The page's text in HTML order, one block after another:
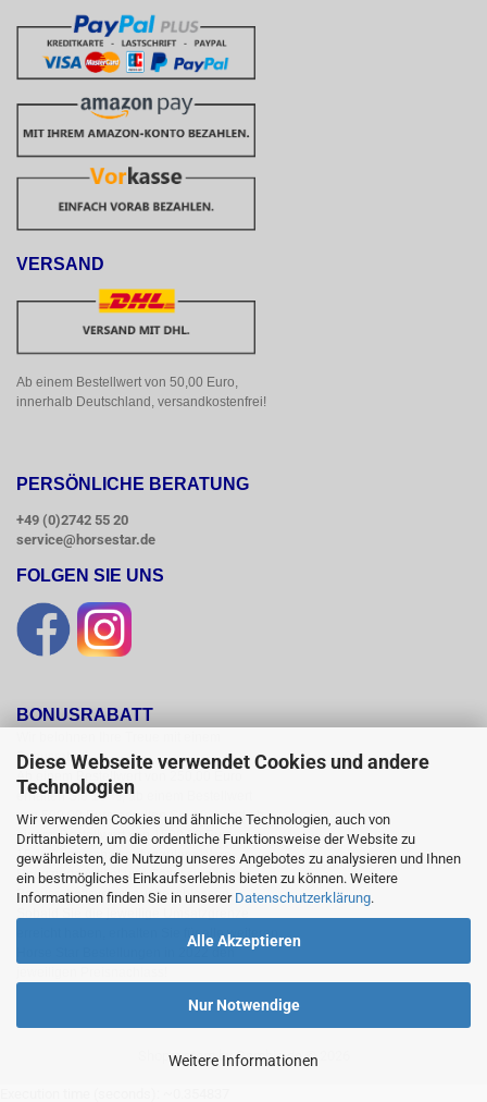
Diese Webseite verwendet Cookies und andere
Technologien
Wir verwenden Cookies und ähnliche Technologien, auch von
Drittanbietern, um die ordentliche Funktionsweise der Website zu
gewährleisten, die Nutzung unseres Angebotes zu analysieren und Ihnen
ein bestmögliches Einkaufserlebnis bieten zu können. Weitere
Informationen finden Sie in unserer Datenschutzerklärung.
Alle Akzeptieren
Nur Notwendige
Weitere Informationen
VERSAND
Ab einem Bestellwert von 50,00 Euro,
innerhalb Deutschland, versandkostenfrei!
PERSÖNLICHE BERATUNG
+49 (0)2742 55 20
service@horsestar.de
FOLGEN SIE UNS
BONUSRABATT
Bonusrabatt.
Ab einem Bestellwert von 250,00 Euro
erhalten Sie 10 %, ab einem Bestellwert
von 500,00 Euro erhalten Sie 12% und ab
einem  Bestellwert von 1500,00 Euro
15 % Bonusrabatt auf reguläre Ware.
Reduzierte Artikel und Sättel sind vom
Bonusrabattsystem ausgeschlossen.
erreicht haben, erhalten Sie für alle weiteren
Shopsystemby Gambio.de © 2026